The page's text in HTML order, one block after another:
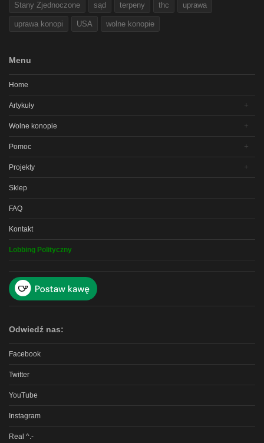
Stany Zjednoczone sąd terpeny thc uprawa
uprawa konopi USA wolne konopie
Menu
Home
Artykuły
Wolne konopie
Pomoc
Projekty
Sklep
FAQ
Kontakt
Lobbing Polityczny
Odwiedź nas:
Facebook
Twitter
YouTube
Instagram
Real ^.-